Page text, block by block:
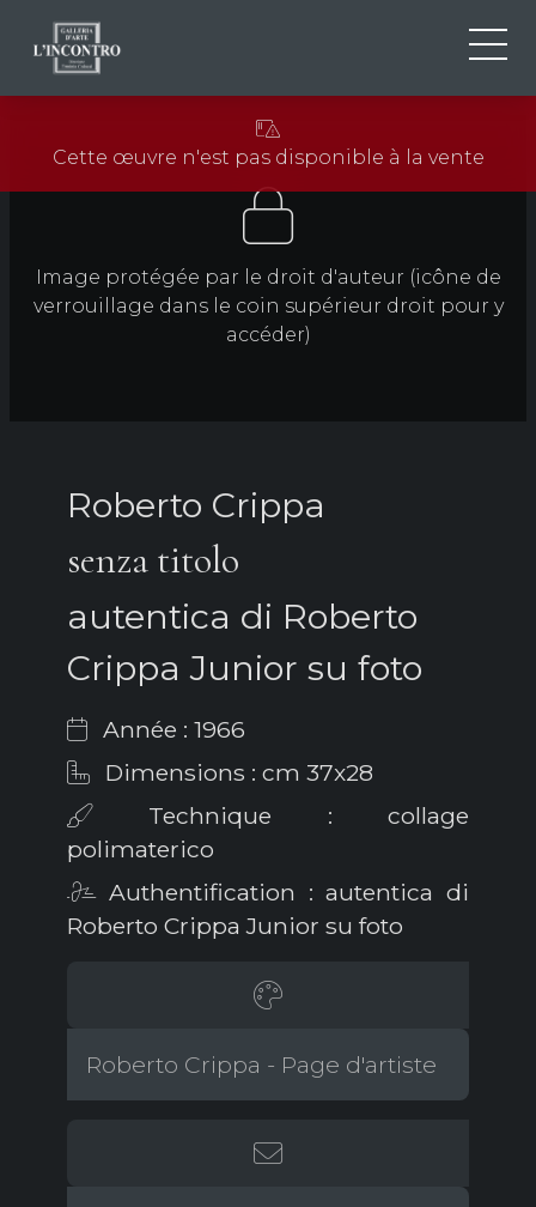
EN
FR
NEWS ED EVENTS
CONTACTS
Cette œuvre n'est pas disponible à la vente
Image protégée par le droit d'auteur (icône de
verrouillage dans le coin supérieur droit pour y
accéder)
Roberto Crippa
senza titolo
autentica di Roberto
Crippa Junior su foto
Année : 1966
Dimensions : cm 37x28
Technique : collage
polimaterico
Authentification : autentica di
Roberto Crippa Junior su foto
Roberto Crippa - Page d'artiste